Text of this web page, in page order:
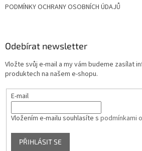
PODMÍNKY OCHRANY OSOBNÍCH ÚDAJŮ
Odebírat newsletter
Vložte svůj e-mail a my vám budeme zasílat
produktech na našem e-shopu.
E-mail
Vložením e-mailu souhlasíte s podmínkami
PŘIHLÁSIT SE